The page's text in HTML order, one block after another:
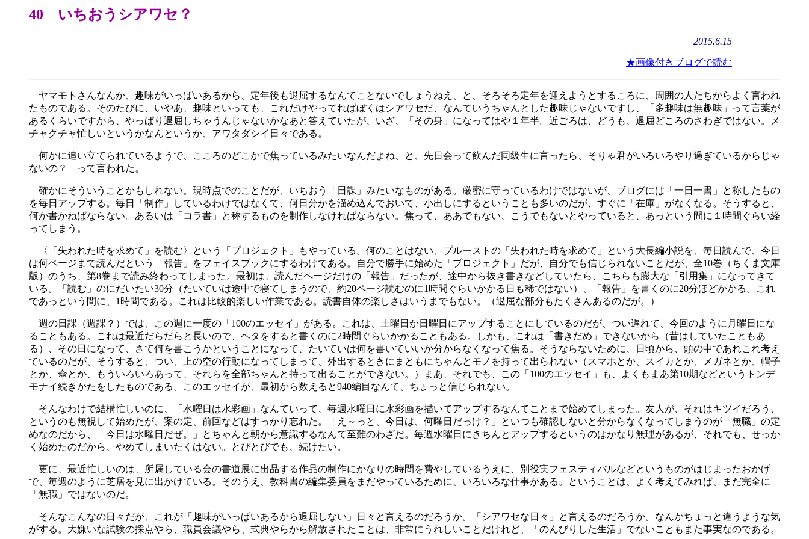
40 いちおうシアワセ？
2015.6.15
★画像付きブログで読む
ヤマモトさんなんか、趣味がいっぱいあるから、定年後も退屈するなんてことないでしょうねえ、と、そろそろ定年を迎えようとするころに、周囲の人たちからよく言われ
たものである。そのたびに、いやあ、趣味といっても、これだけやってればぼくはシアワセだ、なんていうちゃんとした趣味じゃないですし、「多趣味は無趣味」って言葉が
あるくらいですから、やっぱり退屈しちゃうんじゃないかなあと答えていたが、いざ、「その身」になってはや１年半。近ごろは、どうも、退屈どころのさわぎではない。メ
チャクチャ忙しいというかなんというか、アワタダシイ日々である。
何かに追い立てられているようで、こころのどこかで焦っているみたいなんだよね、と、先日会って飲んだ同級生に言ったら、そりゃ君がいろいろやり過ぎているからじゃ
ないの？ って言われた。
確かにそういうことかもしれない。現時点でのことだが、いちおう「日課」みたいなものがある。厳密に守っているわけではないが、ブログには「一日一書」と称したもの
を毎日アップする。毎日「制作」しているわけではなくて、何日分かを溜め込んでおいて、小出しにするということも多いのだが、すぐに「在庫」がなくなる。そうすると、
何か書かねばならない。あるいは「コラ書」と称するものを制作しなければならない。焦って、ああでもない、こうでもないとやっていると、あっという間に１時間ぐらい経
ってしまう。
〈「失われた時を求めて」を読む〉という「プロジェクト」もやっている。何のことはない、プルーストの「失われた時を求めて」という大長編小説を、毎日読んで、今日
は何ページまで読んだという「報告」をフェイスブックにするわけである。自分で勝手に始めた「プロジェクト」だが、自分でも信じられないことだが、全10巻（ちくま文庫
版）のうち、第8巻まで読み終わってしまった。最初は、読んだページだけの「報告」だったが、途中から抜き書きなどしていたら、こちらも膨大な「引用集」になってきて
いる。「読む」のにだいたい30分（たいていは途中で寝てしまうので、約20ページ読むのに1時間ぐらいかかる日も稀ではない）、「報告」を書くのに20分ほどかかる。これ
であっという間に、1時間である。これは比較的楽しい作業である。読書自体の楽しさはいうまでもない。（退屈な部分もたくさんあるのだが。）
週の日課（週課？）では、この週に一度の「100のエッセイ」がある。これは、土曜日か日曜日にアップすることにしているのだが、つい遅れて、今回のように月曜日にな
ることもある。これは最近だらだらと長いので、ヘタをすると書くのに2時間ぐらいかかることもある。しかも、これは「書きだめ」できないから（昔はしていたこともあ
る）、その日になって、さて何を書こうかということになって、たいていは何を書いていいか分からなくなって焦る。そうならないために、日頃から、頭の中であれこれ考え
ているのだが、そうすると、つい、上の空の行動になってしまって、外出するときにまともにちゃんとモノを持って出られない（スマホとか、スイカとか、メガネとか、帽子
とか、傘とか、もういろいろあって、それらを全部ちゃんと持って出ることができない。）まあ、それでも、この「100のエッセイ」も、よくもまあ第10期などというトンデ
モナイ続きかたをしたものである。このエッセイが、最初から数えると940編目なんて、ちょっと信じられない。
そんなわけで結構忙しいのに、「水曜日は水彩画」なんていって、毎週水曜日に水彩画を描いてアップするなんてことまで始めてしまった。友人が、それはキツイだろう、
というのも無視して始めたが、案の定、前回などはすっかり忘れた。「え～っと、今日は、何曜日だっけ？」といつも確認しないと分からなくなってしまうのが「無職」の定
めなのだから、「今日は水曜日だぜ。」とちゃんと朝から意識するなんて至難のわざだ。毎週水曜日にきちんとアップするというのはかなり無理があるが、それでも、せっか
く始めたのだから、やめてしまいたくはない。とびとびでも、続けたい。
更に、最近忙しいのは、所属している会の書道展に出品する作品の制作にかなりの時間を費やしているうえに、別役実フェスティバルなどというものがはじまったおかげ
で、毎週のように芝居を見に出かけている。そのうえ、教科書の編集委員をまだやっているために、いろいろな仕事がある。ということは、よく考えてみれば、まだ完全に
「無職」ではないのだ。
そんなこんなの日々だが、これが「趣味がいっぱいあるから退屈しない」日々と言えるのだろうか。「シアワセな日々」と言えるのだろうか。なんかちょっと違うような気
がする。大嫌いな試験の採点やら、職員会議やら、式典やらから解放されたことは、非常にうれしいことだけれど、「のんびりした生活」でないこともまた事実なのである。